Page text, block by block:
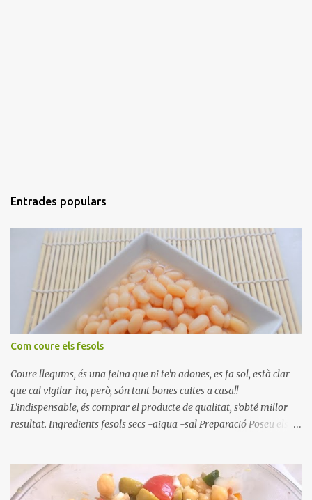
Entrades populars
Com coure els fesols
Coure llegums, és una feina que ni te'n adones, es fa sol, està clar
que cal vigilar-ho, però, són tant bones cuites a casa!!
L'indispensable, és comprar el producte de qualitat, s'obté millor
resultat. Ingredients fesols secs -aigua -sal Preparació Poseu els
quan arrenca el bull, canvieu l'aigua bullint, per aigua freda,
repetiu dues o tres vegades, abaixeu el foc i atureu la ebullició, dues